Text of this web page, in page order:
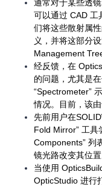
通常对于某些透
可以通过 CAD 工
们将这些散射属
义，并将这部分
Management
经反馈，在
的问题，尤其是
“Spectrometer”
情况。目前，该
先前用户在
Fold Mirror” 工具
Components” 列
镜光路改变其位
当使用
OpticStudio 进行